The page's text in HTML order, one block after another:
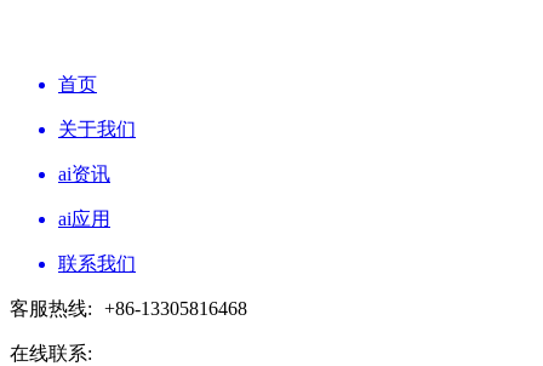
首页
关于我们
ai资讯
ai应用
联系我们
客服热线: +86-13305816468
在线联系: